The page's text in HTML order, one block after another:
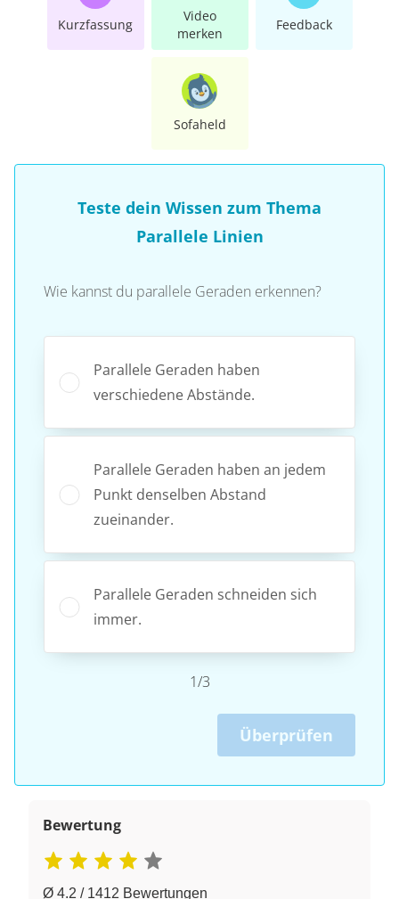
Kurzfassung
Video
merken
Feedback
Sofaheld
Teste dein Wissen zum Thema
Parallele Linien
Wie kannst du parallele Geraden erkennen?
Parallele Geraden haben
verschiedene Abstände.
Parallele Geraden haben an jedem
Punkt denselben Abstand
zueinander.
Parallele Geraden schneiden sich
immer.
1/3
Überprüfen
Bewertung
Ø 4.2 / 1412 Bewertungen